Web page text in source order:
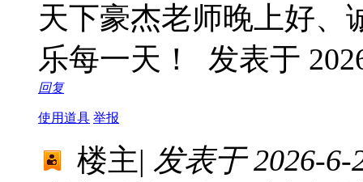
天下豪杰老师晚上好、
乐每一天！ 发表于
回复
使用道具 举报
楼主| 发表于 2026-6-